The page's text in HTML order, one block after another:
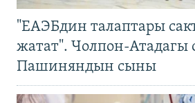
"ЕАЭБдин талаптары
жатат". Чолпон-Атадагы
Пашиняндын сыны